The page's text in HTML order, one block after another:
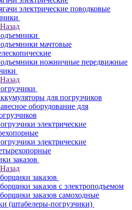
электрические поводковые
Назад
мачтовые
ножничные передвижные
Назад
для погрузчиков
оборудование для
электрические
электрические
заказов
Назад
заказов
заказов с электроподъемом
заказов самоходные
(штабелеры-погрузчики)